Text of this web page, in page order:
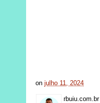
onjulho 11, 2024
rbuiu.com.br